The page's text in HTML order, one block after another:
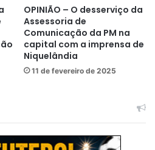
OPINIÃO – O desserviço da
Assessoria de
Comunicação da PM na
capital com a imprensa de
Niquelândia
11 de fevereiro de 2025